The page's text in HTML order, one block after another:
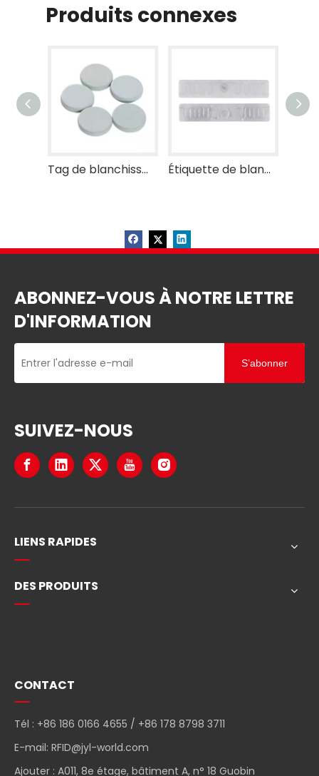
Produits connexes
Tag de blanchisse de bouton RFID Étiquette de blanchisse RFID
ABONNEZ-VOUS À NOTRE LETTRE
D'INFORMATION
S’abonner
SUIVEZ-NOUS
LIENS RAPIDES
DES PRODUITS
CONTACT
Tél : +86 186 0166 4655 / +86 178 8798 3711
E-mail: RFID@jyl-world.com
Ajouter : A011, 8e étage, bâtiment A, n° 18 Guobin